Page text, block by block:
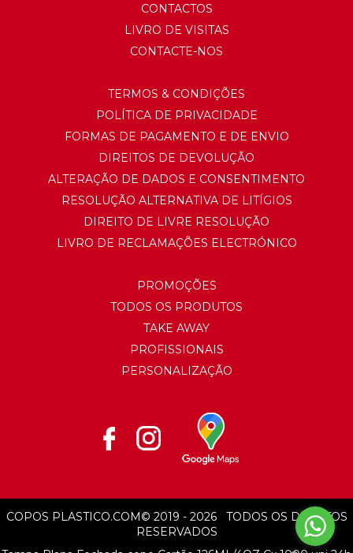
CONTACTOS
LIVRO DE VISITAS
CONTACTE-NOS
TERMOS & CONDIÇÕES
POLÍTICA DE PRIVACIDADE
FORMAS DE PAGAMENTO E DE ENVIO
DIREITOS DE DEVOLUÇÃO
ALTERAÇÃO DE DADOS E CONSENTIMENTO
RESOLUÇÃO ALTERNATIVA DE LITÍGIOS
DIREITO DE LIVRE RESOLUÇÃO
LIVRO DE RECLAMAÇÕES ELECTRÓNICO
PROMOÇÕES
TODOS OS PRODUTOS
TAKE AWAY
PROFISSIONAIS
PERSONALIZAÇÃO
COPOS PLASTICO.COM© 2019 - 2026
TODOS OS DIREITOS
RESERVADOS